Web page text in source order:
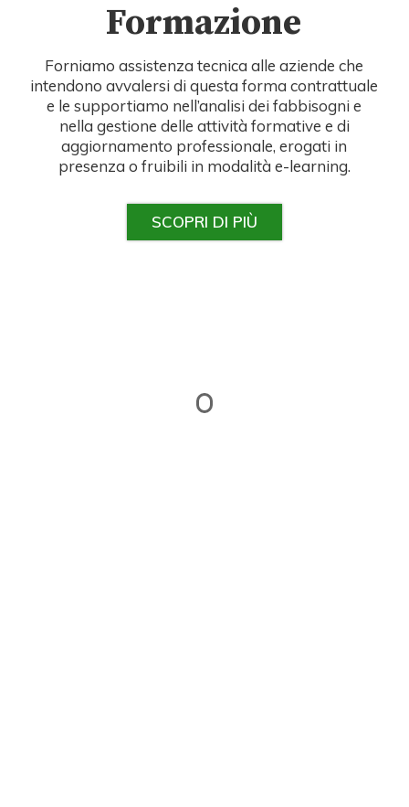
Formazione
Forniamo assistenza tecnica alle aziende che
intendono avvalersi di questa forma contrattuale
e le supportiamo nell’analisi dei fabbisogni e
nella gestione delle attività formative e di
aggiornamento professionale, erogati in
presenza o fruibili in modalità e-learning.
SCOPRI DI PIÙ